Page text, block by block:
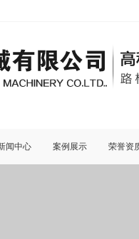
闻中心 案例展示 荣誉资